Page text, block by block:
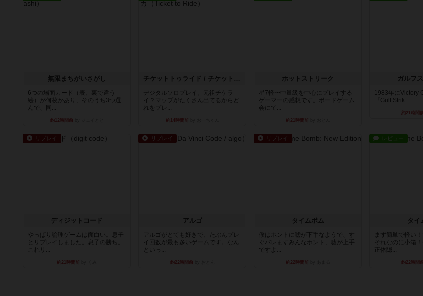
無限まちがいさがし
6つの場面カード（表、裏で違う
絵）が何枚かあり、そのうち3つ選
んで、同...
約12時間前
チケットトゥライド / チケットトゥライドアメリカ
デジタルソロプレイ。元祖チケラ
イ？マップがたくさん出てるからど
れをプレ...
約14時間前
ホットストリーク
星7軽〜中量級を中心にプレイする
ゲーマーの感想です。ボードゲーム
会にて...
約21時間前
ガルフ
1983年にVictory
『Gulf Strik...
約21時間
リプレイ
ディジットコード
やっぱり論理ゲームは面白い。息子
とリプレイしました。息子の勝ち。
これリ...
約21時間前
リプレイ
アルゴ
アルゴがとても好きで、たぶんプレ
イ回数が最も多いゲームです。なん
といっ...
約22時間前
リプレイ
タイムボム
僕はホントに嘘が下手なようで、す
ぐバレますみんなホント、嘘が上手
ですよ...
約22時間前
レビュー
タイ
まず簡単で軽い
それなのに小箱
正体隠...
約22時間